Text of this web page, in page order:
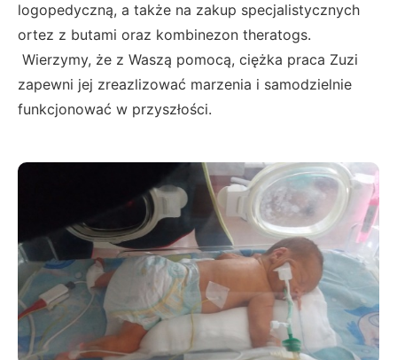
logopedyczną, a także na zakup specjalistycznych
ortez z butami oraz kombinezon theratogs.
Wierzymy, że z Waszą pomocą, ciężka praca Zuzi
zapewni jej zreazlizować marzenia i samodzielnie
funkcjonować w przyszłości.